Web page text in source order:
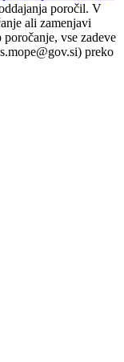
poročil. V
ali zamenjavi
vse zadeve
preko